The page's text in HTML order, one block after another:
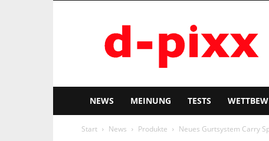
pixx
NEWS MEINUNG TESTS
Start News Produkte Neues Gurtsystem Carry